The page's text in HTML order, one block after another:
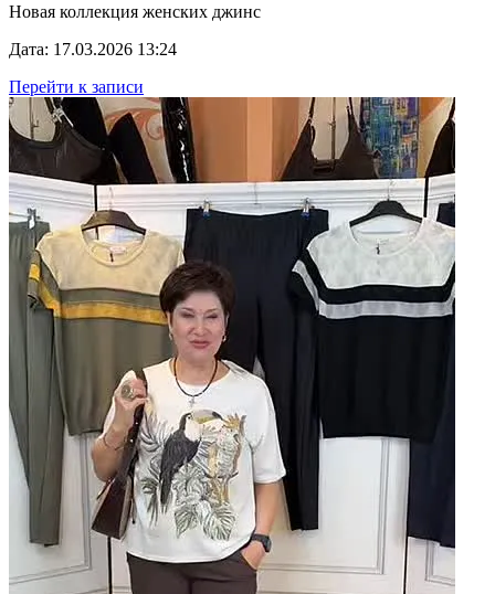
Новая коллекция женских джинс
Дата: 17.03.2026 13:24
Перейти к записи